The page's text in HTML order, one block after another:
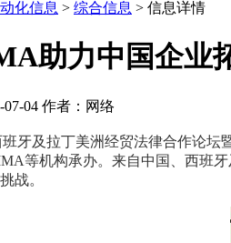
化信息 > 综合信息 > 信息详情
助力中国企业
04 作者：网络
牙及拉丁美洲经贸法律合作论坛
等机构承办。来自中国、西班
战。